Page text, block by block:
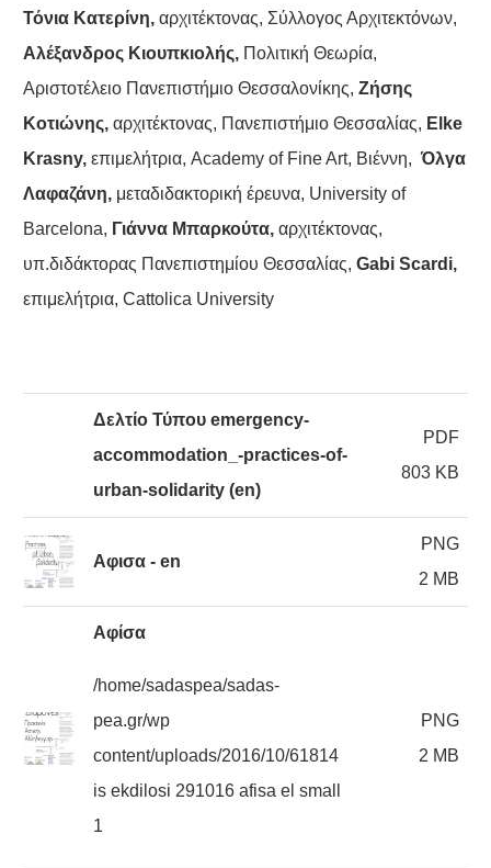
Τόνια Κατερίνη,αρχιτέκτονας, Σύλλογος Αρχιτεκτόνων,
Αλέξανδρος Κιουπκιολής,Πολιτική Θεωρία,
Αριστοτέλειο Πανεπιστήμιο Θεσσαλονίκης, Ζήσης
Κοτιώνης,αρχιτέκτονας, Πανεπιστήμιο Θεσσαλίας, Elke
Krasny,επιμελήτρια, Academy of Fine Art, Βιέννη,Όλγα
Λαφαζάνη, μεταδιδακτορική έρευνα, University of
Barcelona, Γιάννα Μπαρκούτα,αρχιτέκτονας,
υπ.διδάκτορας Πανεπιστημίου Θεσσαλίας, Gabi Scardi,
επιμελήτρια, Cattolica University
Δελτίο Τύπου emergency-
accommodation_-practices-of-
urban-solidarity (en)
PDF
803 KB
Αφισα - en
PNG
2 MB
Αφίσα
/home/sadaspea/sadas-
pea.gr/wp
content/uploads/2016/10/61814
is ekdilosi 291016 afisa el small
1
PNG
2 MB